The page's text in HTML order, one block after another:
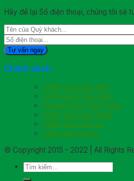
Hãy để lại Số điện thoại, chúng tôi sẽ
Chính sách
Chính sách bảo mật
Chính sách giao nhận
Phương thức thanh toán
Chính sách bảo hành
Chính sách đổi trả
Chính sách đại lý
© Copyright 2015 - 2022 | All Rights